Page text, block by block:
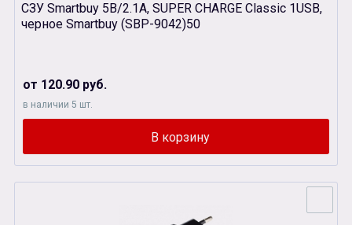
СЗУ Smartbuy 5В/2.1A, SUPER CHARGE Classic 1USB,
черное Smartbuy (SBР-9042)50
от 120.90 руб.
в наличии 5 шт.